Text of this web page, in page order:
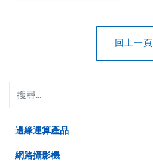
回上一頁
邊緣運算產品
網路攝影機